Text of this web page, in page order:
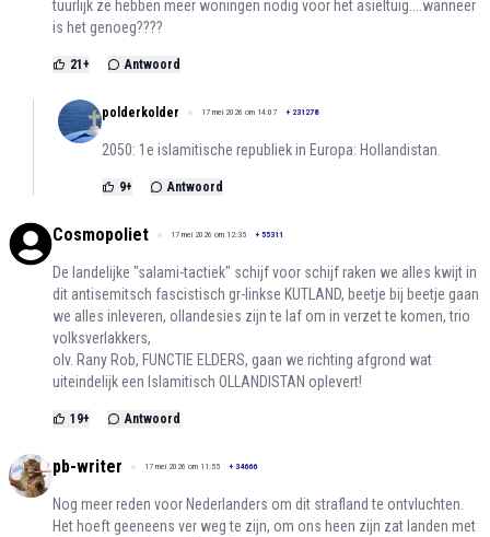
tuurlijk ze hebben meer woningen nodig voor het asieltuig....wanneer
is het genoeg????
21 + Antwoord
polderkolder 17 mei 2026 om 14:07 + 231278
2050: 1e islamitische republiek in Europa: Hollandistan.
9+ Antwoord
Cosmopoliet 17 mei 2026 om 12:35 + 55311
De landelijke "salami-tactiek" schijf voor schijf raken we alles kwijt in
dit antisemitsch fascistisch gr-linkse KUTLAND, beetje bij beetje gaan
we alles inleveren, ollandesies zijn te laf om in verzet te komen, trio
volksverlakkers,
olv. Rany Rob, FUNCTIE ELDERS, gaan we richting afgrond wat
uiteindelijk een Islamitisch OLLANDISTAN oplevert!
19+ Antwoord
pb-writer 17 mei 2026 om 11:55 + 34666
Nog meer reden voor Nederlanders om dit strafland te ontvluchten.
Het hoeft geeneens ver weg te zijn, om ons heen zijn zat landen met